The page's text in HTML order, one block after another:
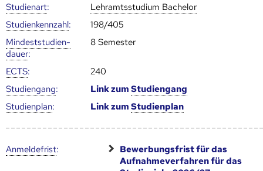
Studienart:
Lehramtsstudium Bachelor
Studien­kenn­zahl:
198/405
Mindest­studien­
dauer:
8 Semester
ECTS:
240
Studien­gang: Link zumStudien­gang
Studien­plan: Link zumStudien­plan
Anmelde­frist:
Bewerbungsfrist für das
Aufnahmeverfahren für das